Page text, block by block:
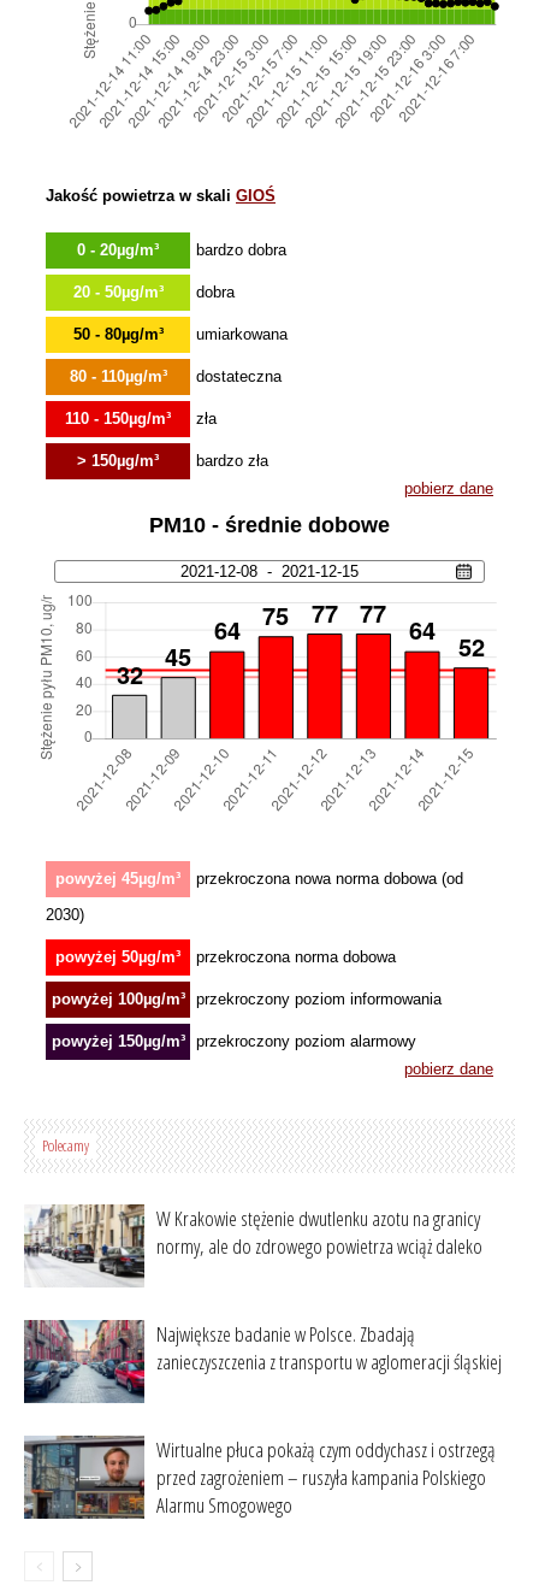
Polecamy
W Krakowie stężenie dwutlenku azotu na granicy
normy, ale do zdrowego powietrza wciąż daleko
Największe badanie w Polsce. Zbadają
zanieczyszczenia z transportu w aglomeracji śląskiej
Wirtualne płuca pokażą czym oddychasz i ostrzegą
przed zagrożeniem – ruszyła kampania Polskiego
Alarmu Smogowego